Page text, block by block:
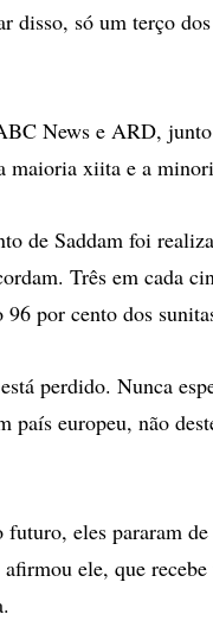
disso, só um terço
News e ARD,
maioria xiita e a
de Saddam foi
Três em cada
por cento dos
perdido. Nunca
país europeu, não
eles pararam
ele, que